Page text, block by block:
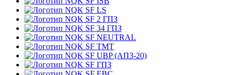
LS
2 ГПЗ
34 ГПЗ
NEUTRAL
TMT
UBP (АПЗ-20)
ГПЗ